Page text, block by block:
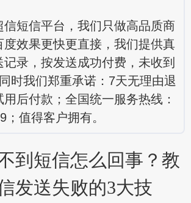
信平台，我们只做高品质商
度效果更快更直接，我们提供真
录，按发送成功付费，未收到
时我们郑重承诺：7天无理由退
后付款；全国统一服务热线：
；值得客户拥有。
到短信怎么回事？教
发送失败的3大技